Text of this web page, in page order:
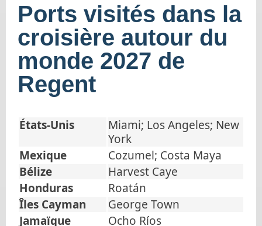
Ports visités dans la
croisière autour du
monde 2027 de
Regent
États-Unis
Miami; Los Angeles; New
York
Mexique
Cozumel; Costa Maya
Bélize
Harvest Caye
Honduras
Roatán
Îles Cayman
George Town
Jamaïque
Ocho Ríos